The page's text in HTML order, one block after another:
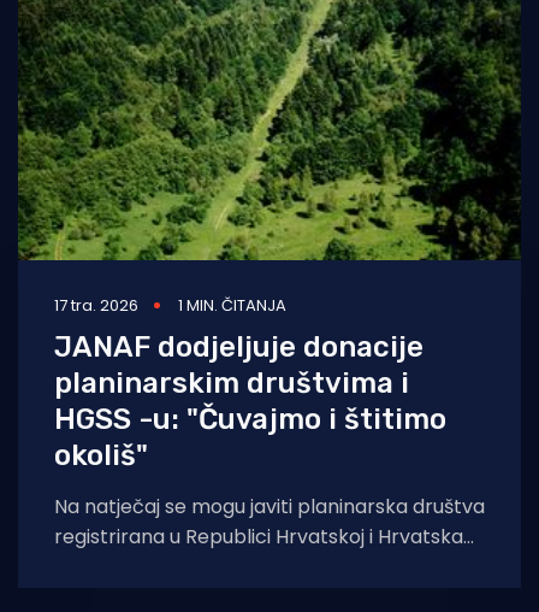
17 tra. 2026 1 MIN. ČITANJA
JANAF dodjeljuje donacije
planinarskim društvima i
HGSS -u: "Čuvajmo i štitimo
okoliš"
Na natječaj se mogu javiti planinarska društva
registrirana u Republici Hrvatskoj i Hrvatska
stanicama, prema